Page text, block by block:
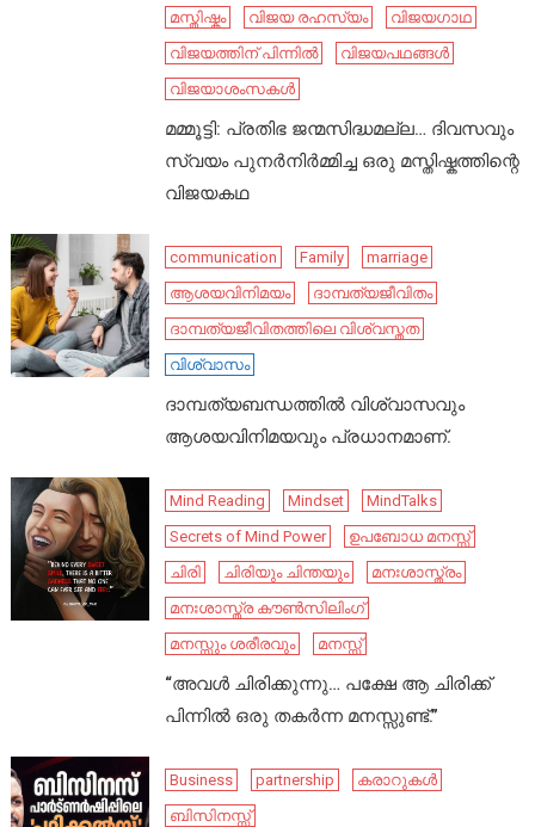
മസ്തിഷ്കം
വിജയ രഹസ്യം
വിജയഗാഥ
വിജയത്തിന് പിന്നിൽ
വിജയപഥങ്ങൾ
വിജയാശംസകൾ
മമ്മൂട്ടി: പ്രതിഭ ജന്മസിദ്ധമല്ല… ദിവസവും
സ്വയം പുനർനിർമ്മിച്ച ഒരു മസ്തിഷ്കത്തിന്റെ
വിജയകഥ
communication Family
marriage
ആശയവിനിമയം
ദാമ്പത്യജീവിതം
ദാമ്പത്യജീവിതത്തിലെ വിശ്വസ്തത
വിശ്വാസം
ദാമ്പത്യബന്ധത്തിൽ വിശ്വാസവും
ആശയവിനിമയവും പ്രധാനമാണ്.
Mind Reading Mindset
MindTalks
Secrets of Mind Power
ഉപബോധ മനസ്സ്
ചിരി
ചിരിയും ചിന്തയും
മനഃശാസ്ത്രം
മനഃശാസ്ത്ര കൗൺസിലിംഗ്
മനസ്സും ശരീരവും
മനസ്സ്
“അവൾ ചിരിക്കുന്നു… പക്ഷേ ആ ചിരിക്ക്
പിന്നിൽ ഒരു തകർന്ന മനസ്സുണ്ട്.”
Business partnership
കരാറുകൾ
ബിസിനസ്സ്